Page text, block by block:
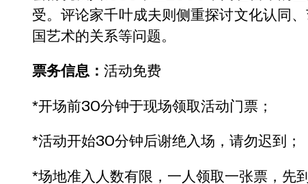
受。评论家千叶成夫则侧重探讨文化认同
国艺术的关系等问题。
票务信息： 活动免费
*开场前30分钟于现场领取活动门票；
*活动开始30分钟后谢绝入场，请勿迟到；
*场地准入人数有限，一人领取一张票，先